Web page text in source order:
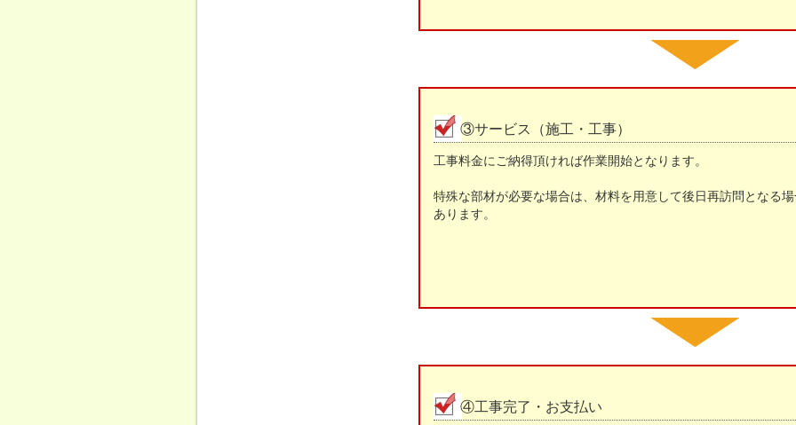
③サービス（施工・工事）
工事料金にご納得頂ければ作業開始となります。
特殊な部材が必要な場合は、材料を用意して後日再訪問となる
あります。
④工事完了・お支払い